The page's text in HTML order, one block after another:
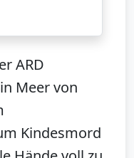
ARD
Meer von
Kindesmord